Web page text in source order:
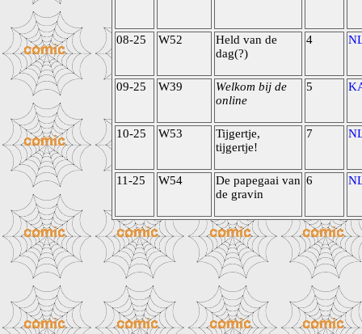
08-25 W52
Held van de
dag(?)
4
09-25 W39
Welkom bij de
online
5
10-25 W53
Tijgertje,
tijgertje!
7
11-25 W54
De papegaai van
de gravin
6